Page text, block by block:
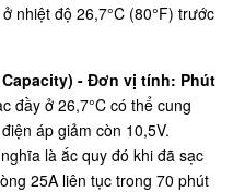
nhiệt độ 26,7°C (80°F) trước
- Đơn vị tính: Phút
đầy ở 26,7°C có thể cung
áp giảm còn 10,5V.
là ắc quy đó khi đã sạc
25A liên tục trong 70 phút